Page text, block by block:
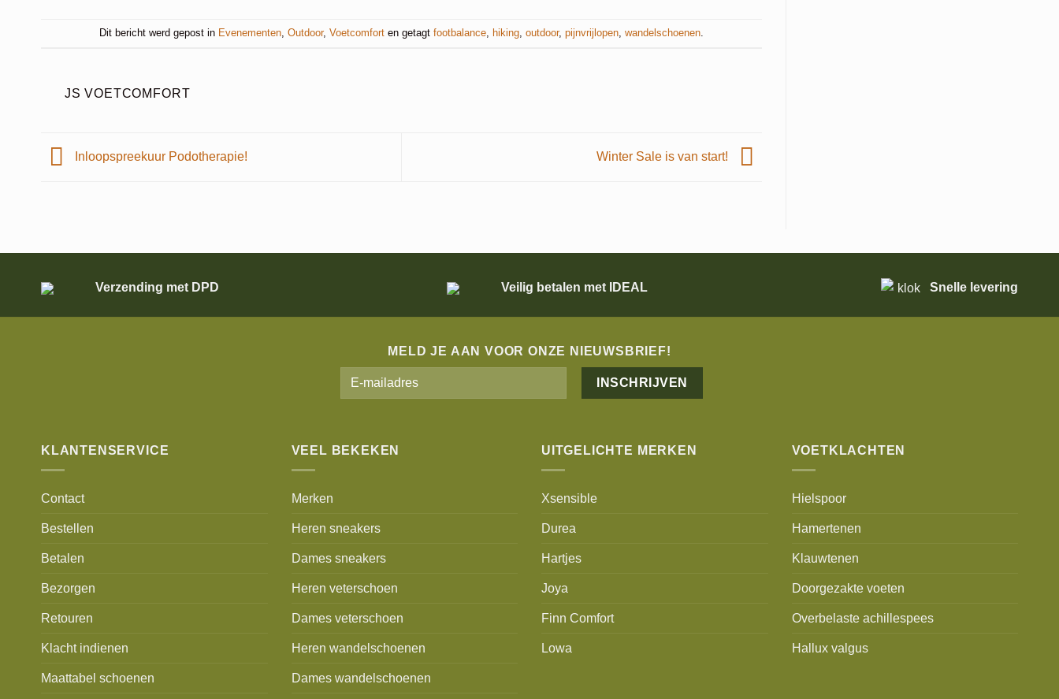
Dit bericht werd gepost in Evenementen Outdoor, Voetcomfort en getagt footbalance hiking outdoor, pijnvrijlopen wandelschoenen
JS VOETCOMFORT
Inloopspreekuur Podotherapie! Winter Sale is van start!
Verzending met DPD Veilig betalen met IDEAL Snelle levering
MELD JE AAN VOOR ONZE NIEUWSBRIEF!
KLANTENSERVICE
Contact
Bestellen
Betalen
Bezorgen
Retouren
Klacht indienen
Maattabel schoenen
VEEL BEKEKEN
Merken
Heren sneakers
Dames sneakers
Heren veterschoen
Dames veterschoen
Heren wandelschoenen
Dames wandelschoenen
UITGELICHTE MERKEN
Xsensible
Durea
Hartjes
Joya
Finn Comfort
Lowa
VOETKLACHTEN
Hielspoor
Hamertenen
Klauwtenen
Doorgezakte voeten
Overbelaste achillespees
Hallux valgus